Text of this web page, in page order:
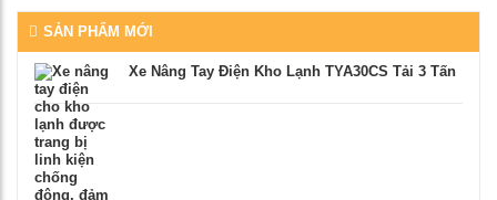
SẢN PHẨM MỚI
Xe Nâng Tay Điện Kho Lạnh TYA30CS Tải 3 Tấn